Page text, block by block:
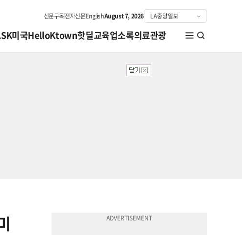
신문구독전자신문EnglishAugust 7, 2026
미국HelloKtown핫딜교육업소록의료관광